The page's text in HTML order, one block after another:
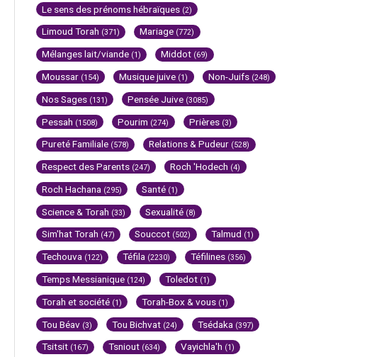
Le sens des prénoms hébraïques (2)
Limoud Torah (371) Mariage (772)
Mélanges lait/viande (1) Middot (69)
Moussar (154) Musique juive (1) Non-Juifs (248)
Nos Sages (131) Pensée Juive (3085)
Pessah (1508) Pourim (274) Prières (3)
Pureté Familiale (578) Relations & Pudeur (528)
Respect des Parents (247) Roch 'Hodech (4)
Roch Hachana (295) Santé (1)
Science & Torah (33) Sexualité (8)
Sim'hat Torah (47) Souccot (502) Talmud (1)
Techouva (122) Téfila (2230) Téfilines (356)
Temps Messianique (124) Toledot (1)
Torah et société (1) Torah-Box & vous (1)
Tou Béav (3) Tou Bichvat (24) Tsédaka (397)
Tsitsit (167) Tsniout (634) Vayichla'h (1)